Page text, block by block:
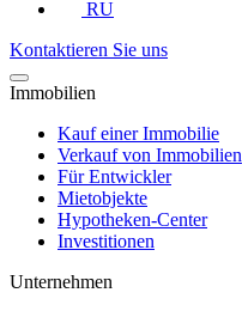
RU
Kontaktieren Sie uns
Immobilien
Kauf einer Immobilie
Verkauf von Immobilien
Für Entwickler
Mietobjekte
Hypotheken-Center
Investitionen
Unternehmen